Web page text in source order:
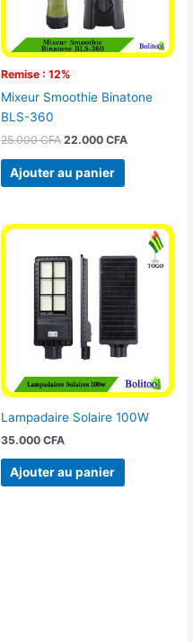
Remise : 12%
Mixeur Smoothie Binatone
BLS-360
25.000CFA 22.000 CFA
Ajouter au panier
Lampadaire Solaire 100W
35.000 CFA
Ajouter au panier